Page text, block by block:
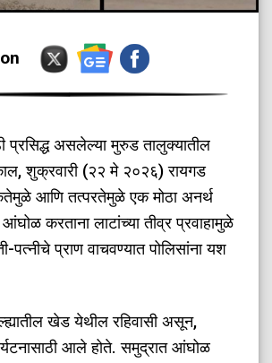
प्रसिद्ध असलेल्या मुरुड तालुक्यातील
शुक्रवारी (२२ मे २०२६) रायगड
आणि तत्परतेमुळे एक मोठा अनर्थ
करताना लाटांच्या तीव्र प्रवाहामुळे
पत्नीचे प्राण वाचवण्यात पोलिसांना यश
खेड येथील रहिवासी असून,
आले होते. समुद्रात आंघोळ